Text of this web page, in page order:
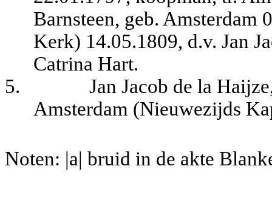
Barnsteen, geb. Amsterdam
Kerk) 14.05.1809, d.v. Jan
Catrina Hart.
5.
Jan Jacob de la
Amsterdam (Nieuwezijds
Noten: |a| bruid in de akte